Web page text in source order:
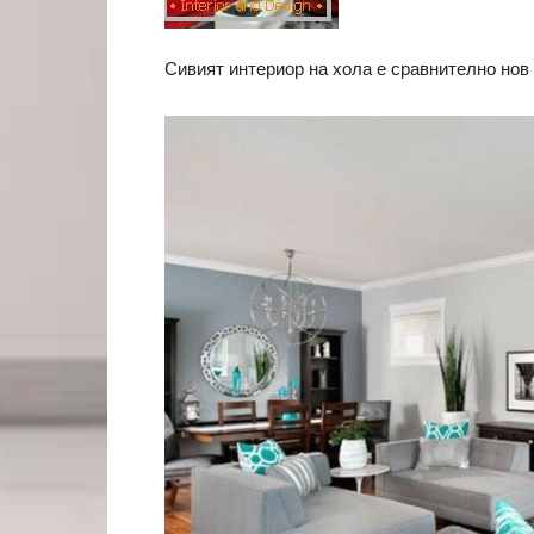
Сивият интериор на хола е сравнително